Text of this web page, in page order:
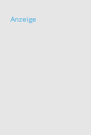
Anzeige